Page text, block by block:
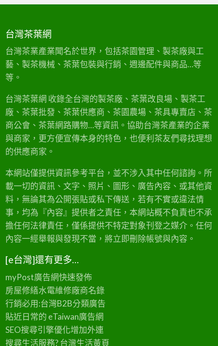
台灣茶葉網
台灣茶業產業聞名於世界，包括茶園管理、製茶廠與工
藝、製茶機械、茶葉包裝與行銷、週邊配件與商品…等
等。
台灣茶葉網 收錄全台灣的製茶廠、茶葉改良場、製茶工
廠、茶葉批發、茶葉供應商、茶園農場、茶具專賣店、茶
商公會、茶葉網路購物…等資訊。協助台灣茶產業的企業
與商家，更方便宣傳本身的特色，也便利茶友們尋找理想
的供應商家。
本網站僅提供資訊參考平台，並不涉入其中任何諮詢。所
載一切的資訊、文字、照片、圖形、廣告內容、或其他資
料，無論其為公開張貼或私下傳送，若有不實或違法情
事，均為『內容』提供者之責任，本網站概不負責也不承
擔任何法律責任，僅係提供不特定對象刊登之媒介。任何
內容一經舉報與發現不當，將立即刪除帳號與內容。
[e台灣]還有更多…
myPost廣告網快速發佈
房屋修繕水電維修廠商名錄
行銷必用:台灣B2B分類廣告
貼近日常的 eTaiwan廣告網
SEO搜尋引擎優化增加外連
搜尋生活服務? 台灣生活黃頁